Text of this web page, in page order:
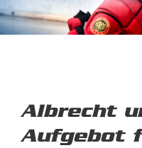
Albrecht
Aufgebot